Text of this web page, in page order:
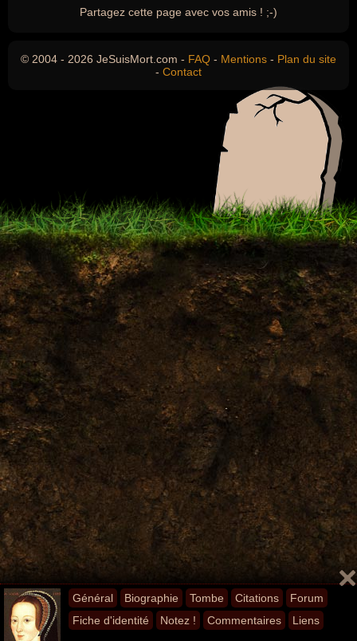
Général Biographie Tombe Citations
Forum
Fiche d'identité
Notez ! Commentaires Liens
Partagez cette page avec vos amis ! ;-)
© 2004 - 2026 JeSuisMort.com - FAQ - Mentions - Plan du site
- Contact